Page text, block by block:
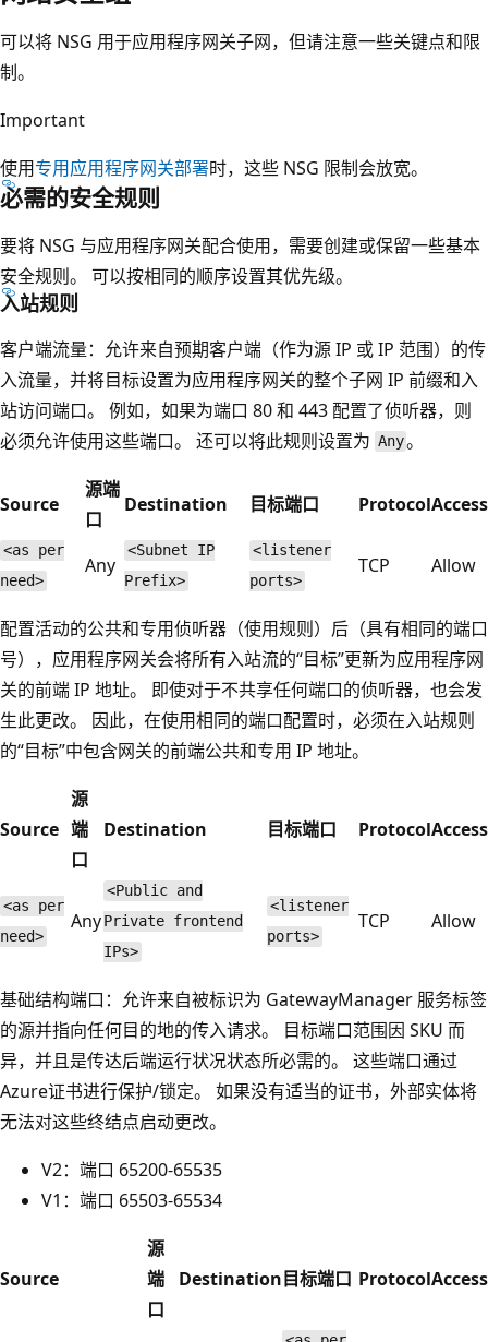
可以将 NSG 用于应用程序网关子网，但请注意一些关键点和限
制。
Important
使用专用应用程序网关部署时，这些 NSG 限制会放宽。
必需的安全规则
要将 NSG 与应用程序网关配合使用，需要创建或保留一些基本
安全规则。 可以按相同的顺序设置其优先级。
入站规则
客户端流量：允许来自预期客户端（作为源 IP 或 IP 范围）的传
入流量，并将目标设置为应用程序网关的整个子网 IP 前缀和入
站访问端口。 例如，如果为端口 80 和 443 配置了侦听器，则
必须允许使用这些端口。 还可以将此规则设置为 Any。
Source
源端
口
Destination 目标端口 ProtocolAccess
<as per
need>
Any
<Subnet IP
Prefix>
<listener
ports>
TCP Allow
配置活动的公共和专用侦听器（使用规则）后（具有相同的端口
号），应用程序网关会将所有入站流的“目标”更新为应用程序网
关的前端 IP 地址。 即使对于不共享任何端口的侦听器，也会发
生此更改。 因此，在使用相同的端口配置时，必须在入站规则
的“目标”中包含网关的前端公共和专用 IP 地址。
Source
源
端
口
Destination 目标端口 ProtocolAccess
<as per
need>
Any
<Public and
Private frontend
IPs>
<listener
ports>
TCP Allow
基础结构端口：允许来自被标识为 GatewayManager 服务标签
的源并指向任何目的地的传入请求。
目标端口范围因 SKU 而
异，并且是传达后端运行状况状态所必需的。 这些端口通过
Azure证书进行保护/锁定。 如果没有适当的证书，外部实体将
无法对这些终结点启动更改。
V2：端口 65200-65535
V1：端口 65503-65534
Source
源
端
口
Destination目标端口 ProtocolAccess